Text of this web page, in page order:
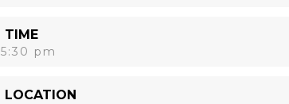
TIME
5:30 pm
LOCATION